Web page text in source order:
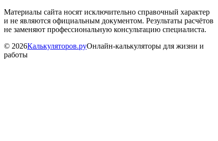
Материалы сайта носят исключительно справочный характер
и не являются официальным документом. Результаты расчётов
не заменяют профессиональную консультацию специалиста.
© 2026Калькуляторов.руОнлайн-калькуляторы для жизни и
работы